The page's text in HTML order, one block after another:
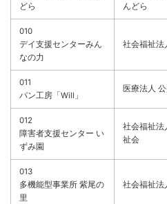
どら
んどら
010
デイ支援センターみん
なの力
社会福祉法
011
パン工房「Will」
医療法人
012
障害者支援センター い
ずみ園
社会福祉法
祉会
013
多機能型事業所 紫尾の
里
社会福祉法